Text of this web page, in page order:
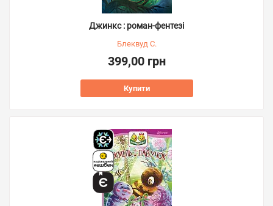
Джинкс : роман-фентезі
Блеквуд С.
399,00 грн
Купити